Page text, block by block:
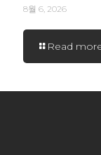
8월 6, 2026
Read